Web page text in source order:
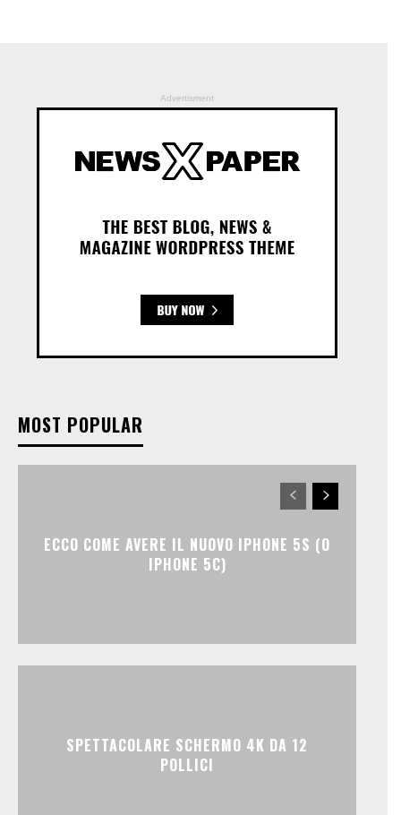
Advertisment
MOST POPULAR
ECCO COME AVERE IL NUOVO IPHONE 5S (O
IPHONE 5C)
SPETTACOLARE SCHERMO 4K DA 12
POLLICI